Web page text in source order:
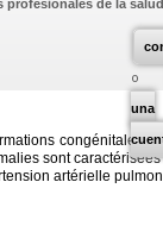
una
profesionales de la
congénitales
sont
artérielle